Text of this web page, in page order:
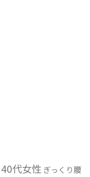
40代女性 ぎっくり腰